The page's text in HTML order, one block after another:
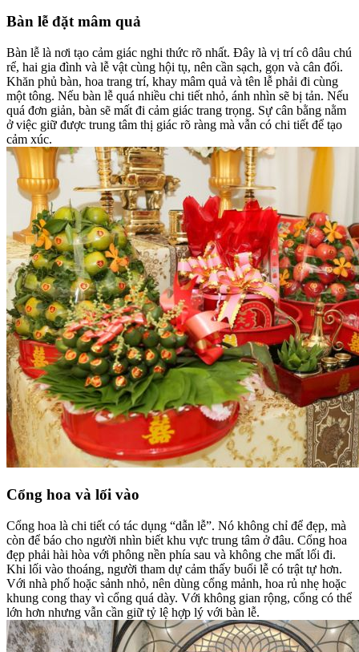
Bàn lễ đặt mâm quả
Bàn lễ là nơi tạo cảm giác nghi thức rõ nhất. Đây là vị trí cô dâu chú
rể, hai gia đình và lễ vật cùng hội tụ, nên cần sạch, gọn và cân đối.
Khăn phủ bàn, hoa trang trí, khay mâm quả và tên lễ phải đi cùng
một tông. Nếu bàn lễ quá nhiều chi tiết nhỏ, ánh nhìn sẽ bị tản. Nếu
quá đơn giản, bàn sẽ mất đi cảm giác trang trọng. Sự cân bằng nằm
ở việc giữ được trung tâm thị giác rõ ràng mà vẫn có chi tiết để tạo
cảm xúc.
Cổng hoa và lối vào
Cổng hoa là chi tiết có tác dụng “dẫn lễ”. Nó không chỉ để đẹp, mà
còn để báo cho người nhìn biết khu vực trung tâm ở đâu. Cổng hoa
đẹp phải hài hòa với phông nền phía sau và không che mất lối đi.
Khi lối vào thoáng, người tham dự cảm thấy buổi lễ có trật tự hơn.
Với nhà phố hoặc sảnh nhỏ, nên dùng cổng mảnh, hoa rủ nhẹ hoặc
khung cong thay vì cổng quá dày. Với không gian rộng, cổng có thể
lớn hơn nhưng vẫn cần giữ tỷ lệ hợp lý với bàn lễ.